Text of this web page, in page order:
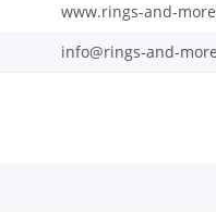
www.rings-and-
info@rings-and-